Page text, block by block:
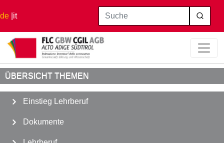
de it Suche
Startseite Lehrberuf
ÜBERSICHT THEMEN
Einstieg Lehrberuf
Dokumente